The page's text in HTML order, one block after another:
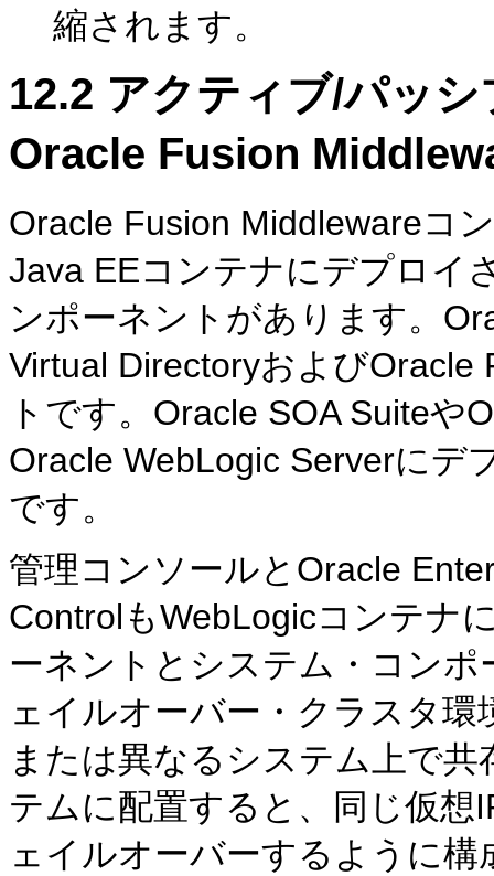
縮されます。
12.2 アクティブ/パッ
Oracle Fusion
Oracle Fusion Middlewareコ
Java EEコンテナにデプロイ
ンポーネントがあります。
Virtual Directoryおよび
トです。Oracle SOA Suiteや
Oracle WebLogic Serverにデ
です。
管理コンソールとOracle
ControlもWebLogicコンテナ
ーネントとシステム・コン
ェイルオーバー・クラスタ
または異なるシステム上で
テムに配置すると、同じ仮
ェイルオーバーするように